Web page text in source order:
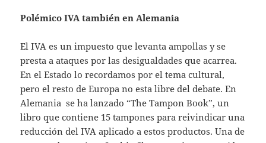
Polémico IVA también en Alemania
El IVA es un impuesto que levanta ampollas y se
presta a ataques por las desigualdades que acarrea.
En el Estado lo recordamos por el tema cultural,
pero el resto de Europa no esta libre del debate. En
Alemania se ha lanzado “The Tampon Book”, un
libro que contiene 15 tampones para reivindicar una
reducción del IVA aplicado a estos productos. Una de